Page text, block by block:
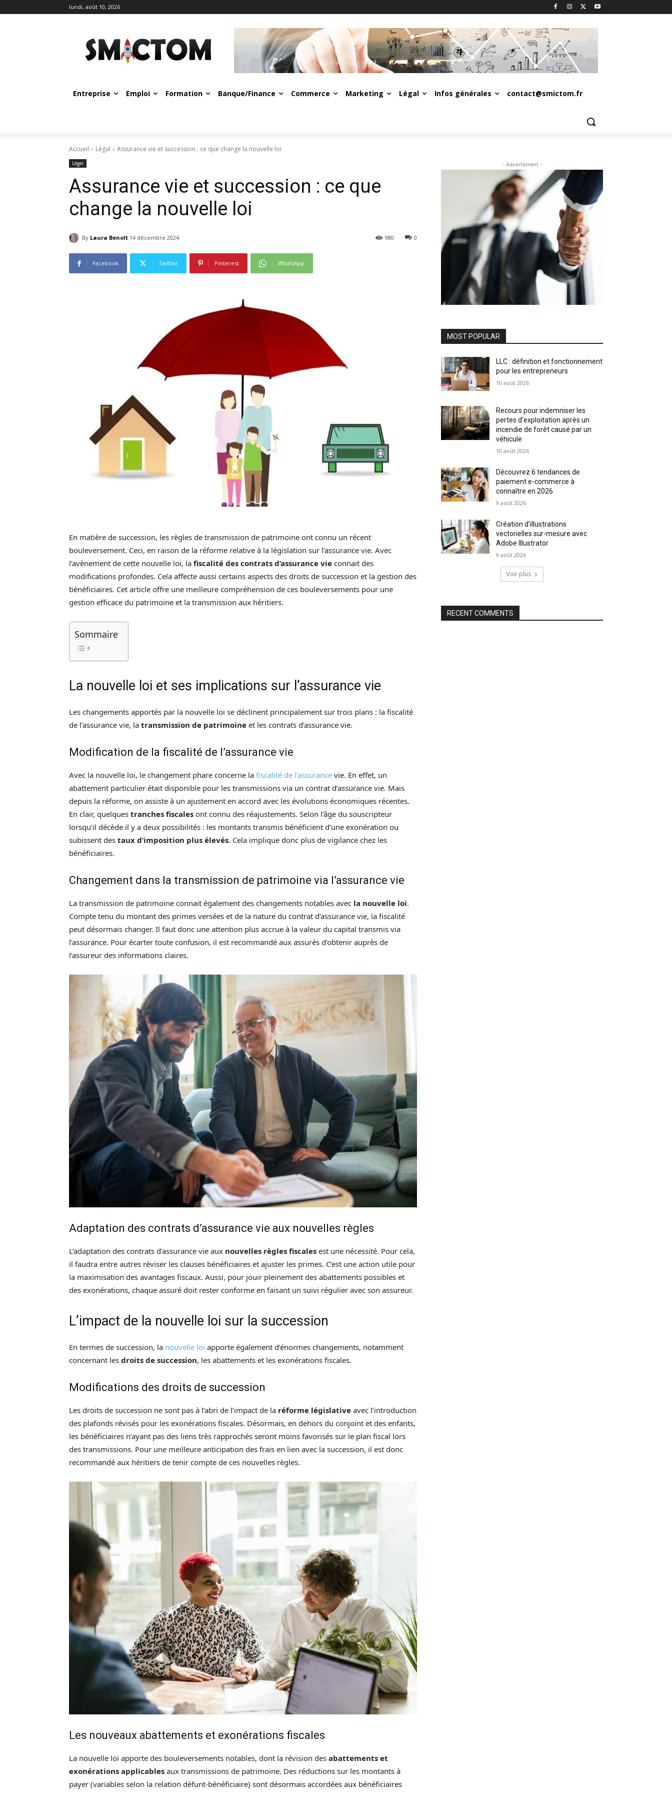
lundi, août 10, 2026
Entreprise Emploi Formation Banque/Finance Commerce Marketing Légal Infos générales contact@smictom.fr
Accueil Légal Assurance vie et succession : ce que change la nouvelle loi
Légal
Assurance vie et succession : ce que
change la nouvelle loi
By Laura Benoît 14 décembre 2024 0
980
Facebook Twitter Pinterest WhatsApp
En matière de succession, les règles de transmission de patrimoine ont connu un récent
bouleversement. Ceci, en raison de la réforme relative à la législation sur l’assurance vie. Avec
l’avènement de cette nouvelle loi, la fiscalité des contrats d’assurance vie connait des
modifications profondes. Cela affecte aussi certains aspects des droits de succession et la gestion des
bénéficiaires. Cet article offre une meilleure compréhension de ces bouleversements pour une
gestion efficace du patrimoine et la transmission aux héritiers.
Sommaire
La nouvelle loi et ses implications sur l’assurance vie
Les changements apportés par la nouvelle loi se déclinent principalement sur trois plans : la fiscalité
de l’assurance vie, la transmission de patrimoine et les contrats d’assurance vie.
Modification de la fiscalité de l’assurance vie
Avec la nouvelle loi, le changement phare concerne la fiscalité de l’assurance vie. En effet, un
abattement particulier était disponible pour les transmissions via un contrat d’assurance vie. Mais
depuis la réforme, on assiste à un ajustement en accord avec les évolutions économiques récentes.
En clair, quelques tranches fiscales ont connu des réajustements. Selon l’âge du souscripteur
lorsqu’il décède il y a deux possibilités : les montants transmis bénéficient d’une exonération ou
subissent des taux d’imposition plus élevés. Cela implique donc plus de vigilance chez les
bénéficiaires.
Changement dans la transmission de patrimoine via l’assurance vie
La transmission de patrimoine connait également des changements notables avec la nouvelle loi.
Compte tenu du montant des primes versées et de la nature du contrat d’assurance vie, la fiscalité
peut désormais changer. Il faut donc une attention plus accrue à la valeur du capital transmis via
l’assurance. Pour écarter toute confusion, il est recommandé aux assurés d’obtenir auprès de
l’assureur des informations claires.
Adaptation des contrats d’assurance vie aux nouvelles règles
L’adaptation des contrats d’assurance vie aux nouvelles règles fiscales est une nécessité. Pour cela,
il faudra entre autres réviser les clauses bénéficiaires et ajuster les primes. C’est une action utile pour
la maximisation des avantages fiscaux. Aussi, pour jouir pleinement des abattements possibles et
des exonérations, chaque assuré doit rester conforme en faisant un suivi régulier avec son assureur.
L’impact de la nouvelle loi sur la succession
En termes de succession, la nouvelle loi apporte également d’énormes changements, notamment
concernant les droits de succession, les abattements et les exonérations fiscales.
Modifications des droits de succession
Les droits de succession ne sont pas à l’abri de l’impact de la réforme législative avec l’introduction
des plafonds révisés pour les exonérations fiscales. Désormais, en dehors du conjoint et des enfants,
les bénéficiaires n’ayant pas des liens très rapprochés seront moins favorisés sur le plan fiscal lors
des transmissions. Pour une meilleure anticipation des frais en lien avec la succession, il est donc
recommandé aux héritiers de tenir compte de ces nouvelles règles.
Les nouveaux abattements et exonérations fiscales
La nouvelle loi apporte des bouleversements notables, dont la révision des abattements et
exonérations applicables aux transmissions de patrimoine. Des réductions sur les montants à
payer (variables selon la relation défunt-bénéficiaire) sont désormais accordées aux bénéficiaires
- Advertisment -
MOST POPULAR
LLC : définition et fonctionnement
pour les entrepreneurs
10 août 2026
Recours pour indemniser les
pertes d’exploitation après un
incendie de forêt causé par un
véhicule
10 août 2026
Découvrez 6 tendances de
paiement e-commerce à
connaître en 2026
9 août 2026
Création d’illustrations
vectorielles sur-mesure avec
Adobe Illustrator
9 août 2026
Voir plus
RECENT COMMENTS